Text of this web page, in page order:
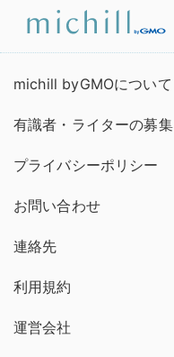
michill byGMOについて
有識者・ライターの募集
プライバシーポリシー
お問い合わせ
連絡先
利用規約
運営会社